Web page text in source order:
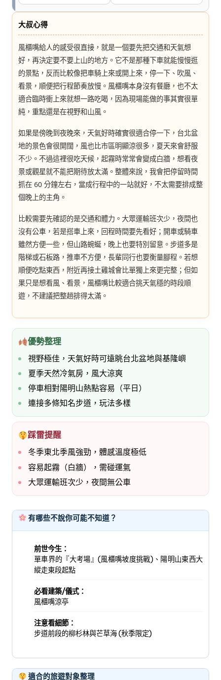
愛
七
桃。
大叔心得
風櫃嘴給人的感受很直接，就是一個要先把交通和天氣想
好，再決定要不要上山的地方。它不是那種下車就能慢慢逛
的景點，反而比較像把車騎上來或開上來，停一下、吹風、
看景，順便把行程節奏放慢。風櫃嘴本身沒有餐廳，也不太
適合臨時衝上來就想一路吃喝，因為現場能做的事其實很單
純，重點還是在視野和山風。
如果是傍晚到夜晚來，天氣好時確實很適合停一下，台北盆
地的景色會很開闊，風也比市區明顯涼很多，夏天來會舒服
不少。不過這裡很吃天候，起霧時常常會變成白牆，想看夜
景或觀星就不能把期待放太滿。整體來說，我會把停留時間
抓在 60 分鐘左右，當成行程中的一站就好，不太需要排成整
個晚上的主角。
比較需要先確認的是交通和體力。大眾運輸班次少，夜間也
沒有公車，若是搭車上來，回程時間要先看好；開車或騎車
雖然方便一些，但山路蜿蜒，晚上也要特別留意。步道多是
階梯或石板路，推車不方便，長輩同行也要衡量腳程。若想
順便吃點東西，附近再接土雞城會比單獨上來更完整；但如
果只是想看風、看景，風櫃嘴比較適合挑天氣穩的時段順
遊，不建議把整趟排得太滿。
優勢整理
視野極佳，天氣好時可遠眺台北盆地與基隆嶼
夏季天然冷氣房，風大涼爽
停車相對陽明山熱點容易（平日）
連接多條知名步道，玩法多樣
踩雷提醒
冬季東北季風強勁，體感溫度極低
容易起霧（白牆），需碰運氣
大眾運輸班次少，夜間無公車
有哪些不說你可能不知道？
前世今生：
單車界的『大考場』(風櫃嘴坡度挑戰)、陽明山東西大
縱走東段起點
必看建築/儀式：
風櫃嘴涼亭
注意看細節：
步道前段的柳杉林與芒草海 (秋季限定)
適合的旅遊對象整理